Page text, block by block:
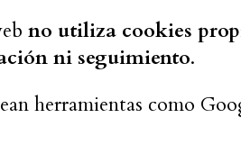
no utiliza cookies
ni seguimiento.
herramientas como